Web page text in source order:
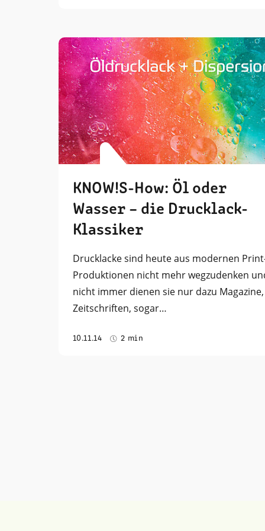
KNOW!S-How: Öl oder
Wasser – die Drucklack-
Klassiker
Drucklacke sind heute aus modernen
Produktionen nicht mehr wegzudenken
nicht immer dienen sie nur dazu Magazine,
Zeitschriften, sogar…
10.11.14 2 min